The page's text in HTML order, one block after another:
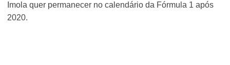
Imola quer permanecer no calendário da Fórmula 1 após
2020.